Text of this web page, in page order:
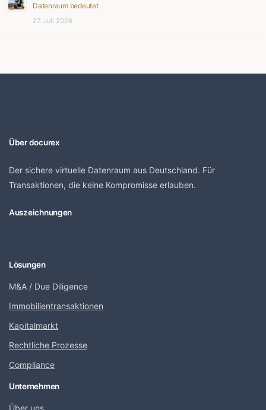
Datenraum bedeutet
27. Juli 2026
Über docurex
Der sichere virtuelle Datenraum aus Deutschland. Für
Transaktionen, die keine Kompromisse erlauben.
Auszeichnungen
Lösungen
M&A / Due Diligence
Immobilientransaktionen
Kapitalmarkt
Rechtliche Prozesse
Compliance
Unternehmen